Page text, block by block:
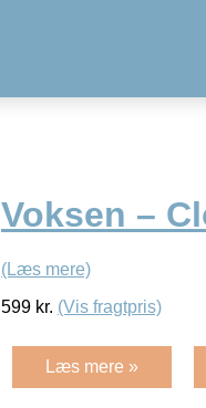
Voksen –
(Læs mere)
599 kr. (Vis fragtpris)
Læs mere »